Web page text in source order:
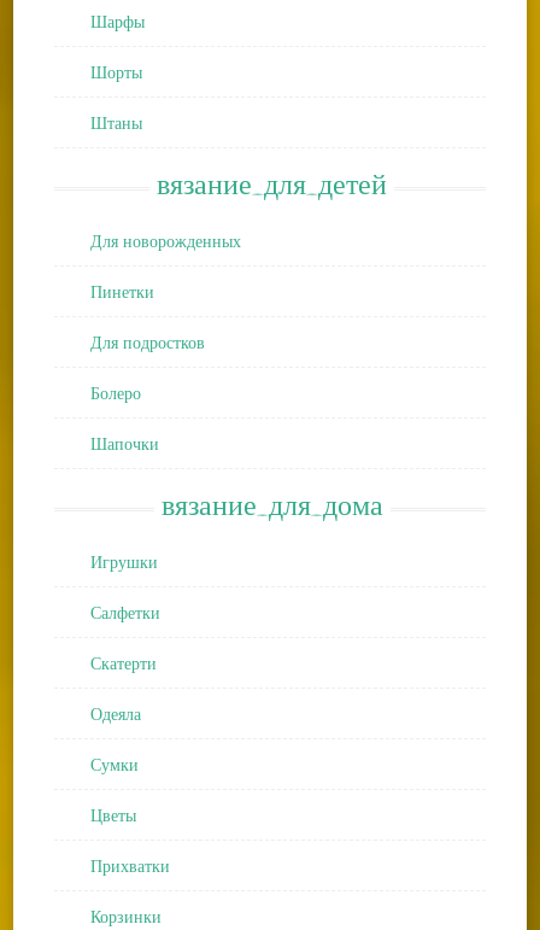
Шарфы
Шорты
Штаны
вязание_для_детей
Для новорожденных
Пинетки
Для подростков
Болеро
Шапочки
вязание_для_дома
Игрушки
Салфетки
Скатерти
Одеяла
Сумки
Цветы
Прихватки
Корзинки